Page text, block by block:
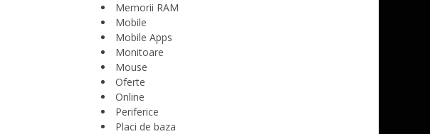
Memorii RAM
Mobile
Mobile Apps
Monitoare
Mouse
Oferte
Online
Periferice
Placi de baza